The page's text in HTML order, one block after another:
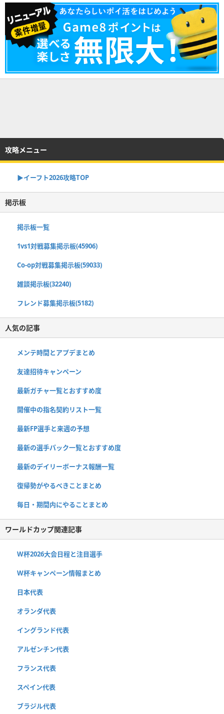
攻略メニュー
▶イーフト2026攻略TOP
掲示板
掲示板一覧
1vs1対戦募集掲示板(45906)
Co-op対戦募集掲示板(59033)
雑談掲示板(32240)
フレンド募集掲示板(5182)
人気の記事
メンテ時間とアプデまとめ
友達招待キャンペーン
最新ガチャ一覧とおすすめ度
開催中の指名契約リスト一覧
最新FP選手と来週の予想
最新の選手パック一覧とおすすめ度
最新のデイリーボーナス報酬一覧
復帰勢がやるべきことまとめ
毎日・期間内にやることまとめ
ワールドカップ関連記事
W杯2026大会日程と注目選手
W杯キャンペーン情報まとめ
日本代表
オランダ代表
イングランド代表
アルゼンチン代表
フランス代表
スペイン代表
ブラジル代表